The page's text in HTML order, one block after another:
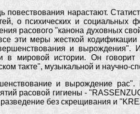
нарастают.
о психических и социальных
расового "канона духовных
эти меры жесткой
и
мировой истории. Он говорит
такте", музыкальной и научно-
и вырождение
расовой гигиены -
без скрещивания и